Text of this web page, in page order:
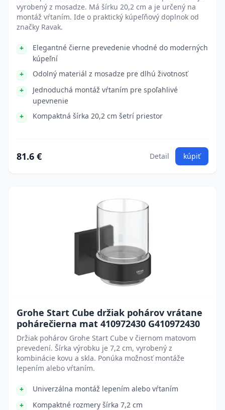
vyrobený z mosadze. Má šírku 20,2 cm a je určený na
montáž vŕtaním. Ide o praktický kúpeľňový doplnok od
značky Ravak.
Elegantné čierne prevedenie vhodné do moderných
kúpeľní
Odolný materiál z mosadze pre dlhú životnosť
Jednoduchá montáž vŕtaním pre spoľahlivé
upevnenie
Kompaktná šírka 20,2 cm šetrí priestor
81.6 € Detail kúpiť
Grohe Start Cube držiak pohárov vrátane
pohárečierna mat 410972430 G410972430
Držiak pohárov Grohe Start Cube v čiernom matovom
prevedení. Šírka výrobku je 7,2 cm, vyrobený z
kombinácie kovu a skla. Ponúka možnosť montáže
lepením alebo vŕtaním.
Univerzálna montáž lepením alebo vŕtaním
Kompaktné rozmery šírka 7,2 cm